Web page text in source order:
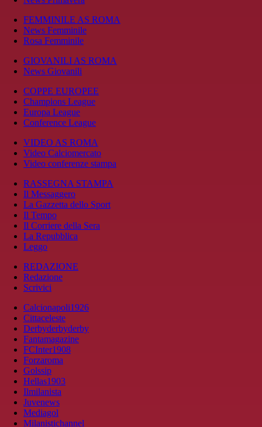
FEMMINILE AS ROMA
News Femminile
Rosa Femminile
GIOVANILI AS ROMA
News Giovanili
COPPE EUROPEE
Champions League
Europa League
Conference League
VIDEO AS ROMA
Video Calciomercato
Video conferenze stampa
RASSEGNA STAMPA
Il Messaggero
La Gazzetta dello Sport
Il Tempo
Il Corriere della Sera
La Repubblica
Leggo
REDAZIONE
Redazione
Scrivici
Calcionapoli1926
Cittaceleste
Derbyderbyderby
Fantamagazine
FCInter1908
Forzaroma
Golssip
Hellas1903
Ilmilanista
Juvenews
Mediagol
Milanistichannel